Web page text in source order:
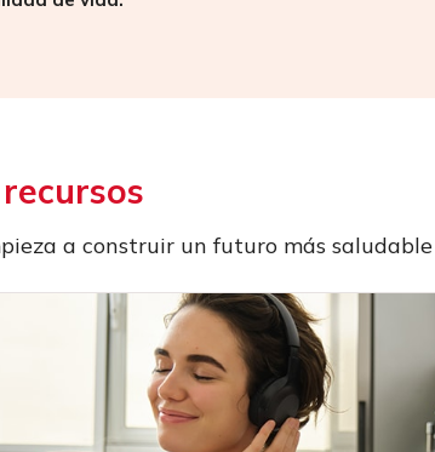
a construir un futuro más